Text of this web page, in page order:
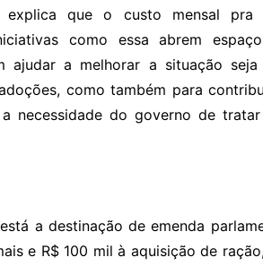
explica que o custo mensal
como essa abrem
ajudar a melhorar a situação
como também para
necessidade do governo de
a destinação de emenda
e R$ 100 mil à aquisição de